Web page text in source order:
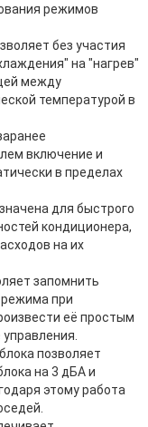
режимов
без участия
на "нагрев"
между
температурой в
включение и
в пределах
для быстрого
кондиционера,
на их
запомнить
при
её простым
позволяет
на 3 дБА и
этому работа